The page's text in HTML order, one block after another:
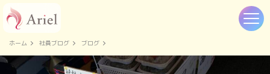
ホーム 社員ブログ ブログ